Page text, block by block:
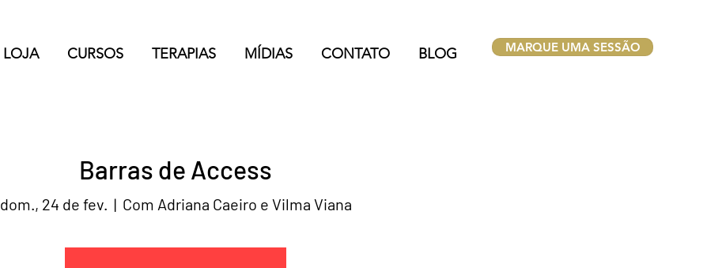
LOJA CURSOS TERAPIAS MÍDIAS CONTATO BLOG MARQUE UMA SESSÃO
Barras de Access
dom., 24 de fev.
  |
Com Adriana Caeiro e Vilma Viana